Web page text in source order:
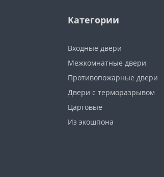
Категории
Входные двери
Межкомнатные двери
Противопожарные двери
Двери с терморазрывом
Царговые
Из экошпона